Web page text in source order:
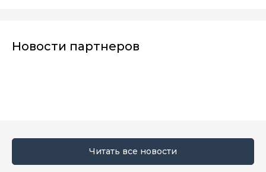
Новости партнеров
Читать все новости